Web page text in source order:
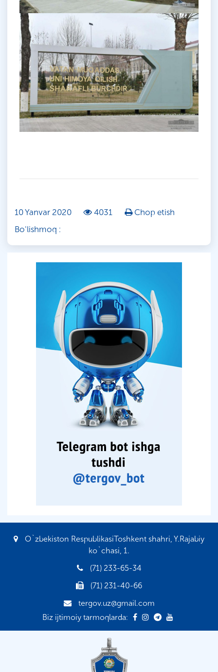
10 Yanvar 2020 4031
Chop etish
Bo'lishmoq :
O`zbekiston RespublikasiToshkent shahri, Y.Rajabiy
ko`chasi, 1.
(71) 233-65-34
(71) 231-40-66
tergov.uz@gmail.com
Biz ijtimoiy tarmoqlarda: